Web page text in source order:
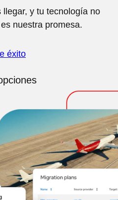
y tu tecnología no
nuestra promesa.
éxito